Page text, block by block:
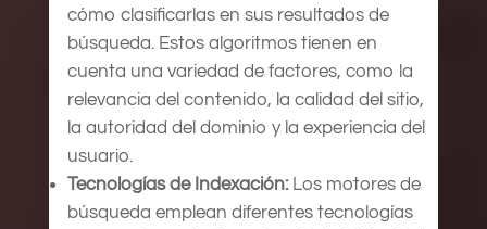
cómo clasificarlas en sus resultados de
búsqueda. Estos algoritmos tienen en
cuenta una variedad de factores, como la
relevancia del contenido, la calidad del sitio,
la autoridad del dominio y la experiencia del
usuario.
Tecnologías de Indexación:Los motores de
búsqueda emplean diferentes tecnologías